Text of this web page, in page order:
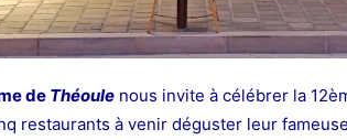
de Théoule nous invite à célébrer la
restaurants à venir déguster leur